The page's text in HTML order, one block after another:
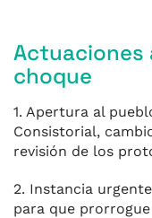
Actuaciones
choque
1. Apertura al
Consistorial,
revisión de los
2. Instancia
para que